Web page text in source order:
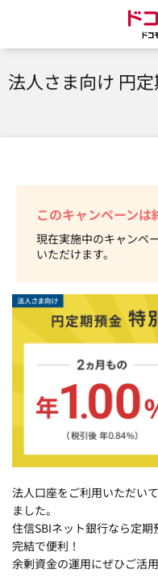
法人さま向け 円
このキャンペーンは
現在実施中のキャンペ
いただけます。
法人口座をご利用いただい
ました。
住信SBIネット銀行なら定
完結で便利！
余剰資金の運用にぜひご活用